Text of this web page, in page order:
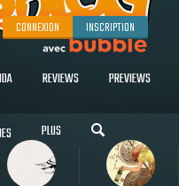
CONNEXION INSCRIPTION
REVIEWS PREVIEWS
PLUS